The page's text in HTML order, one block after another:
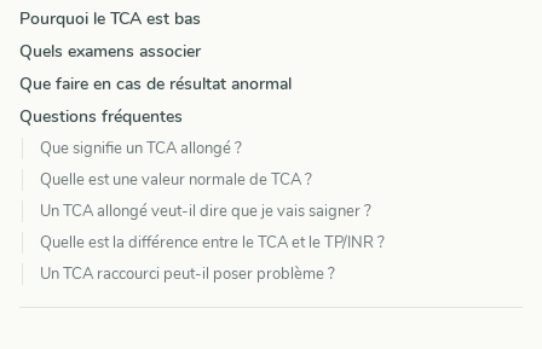
Pourquoi le TCA est bas
Quels examens associer
Que faire en cas de résultat anormal
Questions fréquentes
Que signifie un TCA allongé ?
Quelle est une valeur normale de TCA ?
Un TCA allongé veut-il dire que je vais saigner ?
Quelle est la différence entre le TCA et le TP/INR ?
Un TCA raccourci peut-il poser problème ?